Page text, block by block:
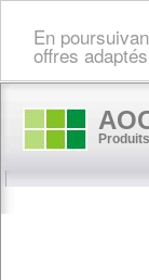
En
offres